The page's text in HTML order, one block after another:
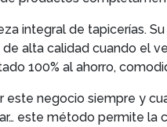
integral de tapicerías.
alta calidad cuando el
100% al ahorro,
negocio siempre y
este método permite la